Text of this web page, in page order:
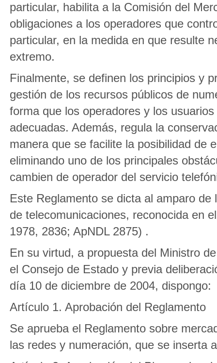
particular, habilita a la Comisión del
obligaciones a los operadores que
particular, en la medida en que resulte
extremo.
Finalmente, se definen los principios y
gestión de los recursos públicos de
forma que los operadores y los
adecuadas. Además, regula la
manera que se facilite la posibilidad de
eliminando uno de los principales
cambien de operador del servicio
Este Reglamento se dicta al amparo
de telecomunicaciones, reconocida en
1978, 2836; ApNDL 2875) .
En su virtud, a propuesta del Ministro
el Consejo de Estado y previa
día 10 de diciembre de 2004, dispongo:
Artículo 1. Aprobación del Reglamento
Se aprueba el Reglamento sobre
las redes y numeración, que se inserta